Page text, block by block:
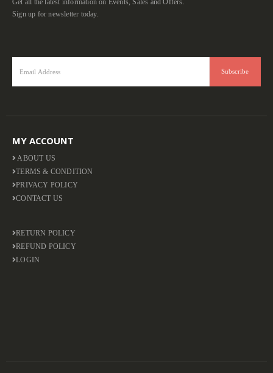
Get all the latest information on Events, Sales and Offers.
Sign up for newsletter today.
MY ACCOUNT
ABOUT US
TERMS & CONDITION
PRIVACY POLICY
CONTACT US
RETURN POLICY
REFUND POLICY
LOGIN